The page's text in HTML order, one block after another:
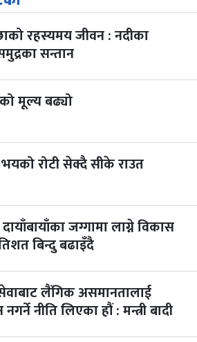
21, 2027
22, 2027
७ महिना बाँकी
रहस्यमय जीवन : नदीका
सन्तान
मूल्य बढ्यो
रोटी सेक्दै सीके राउत
दायाँबायाँका जग्गामा लाग्ने विकास
बिन्दु बढाइँदै
लैंगिक असमानतालाई
नगर्ने नीति लिएका हौं : मन्त्री बादी